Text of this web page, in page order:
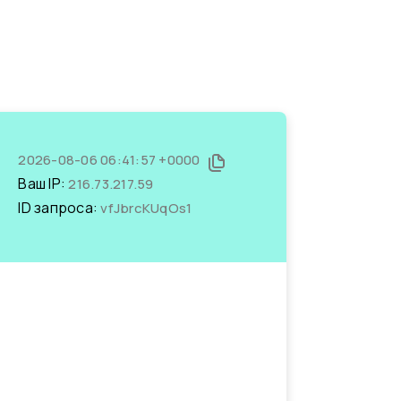
2026-08-06 06:41:57 +0000
Ваш IP:216.73.217.59
ID запроса:vfJbrcKUqOs1